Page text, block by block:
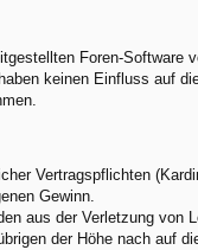
Foren-Software
keinen Einfluss auf
Vertragspflichten
Gewinn.
aus der Verletzung von
der Höhe nach auf